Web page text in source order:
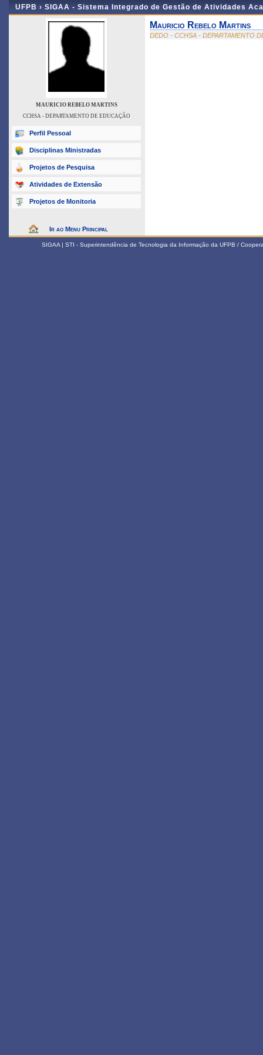
UFPB › SIGAA - Sistema Integrado de Gestão de Atividades
MAURICIO REBELO MARTINS
CCHSA - DEPARTAMENTO DE EDUCAÇÃO
Perfil Pessoal
Disciplinas Ministradas
Projetos de Pesquisa
Atividades de Extensão
Projetos de Monitoria
Ir ao Menu Principal
Mauricio Rebelo Martins
DEDO - CCHSA - DEPARTAMENTO
SIGAA | STI - Superintendência de Tecnologia da Informação da UFPB /